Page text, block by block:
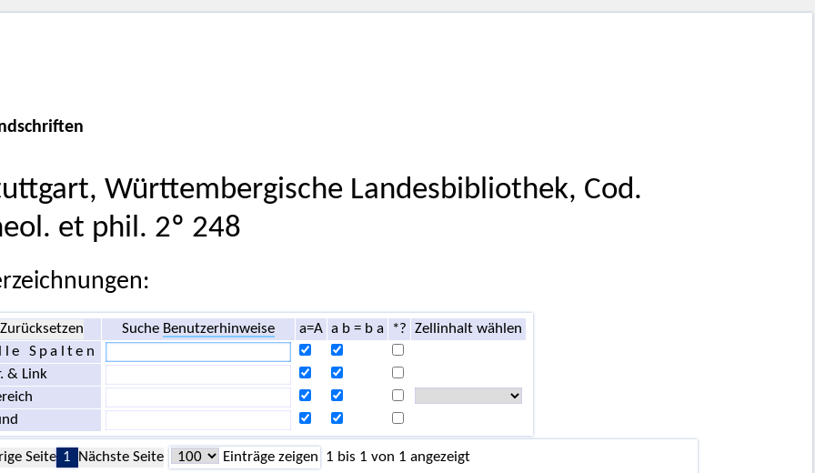
Württembergische Landesbibliothek, Cod.
et phil. 2º 248
Zurücksetzen Suche Benutzerhinweise a=A a b = b a *?
Zellinhalt wählen
Spalten
& Link
Seite 1 Nächste Seite Einträge zeigen 1 bis 1 von 1 angezeigt